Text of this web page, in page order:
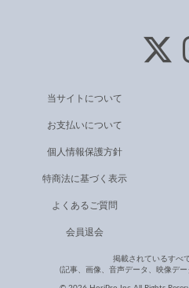
当サイトについて
お支払いについて
個人情報保護方針
特商法に基づく表示
よくあるご質問
会員退会
掲載されているすべ
(記事、画像、音声データ、映像デー